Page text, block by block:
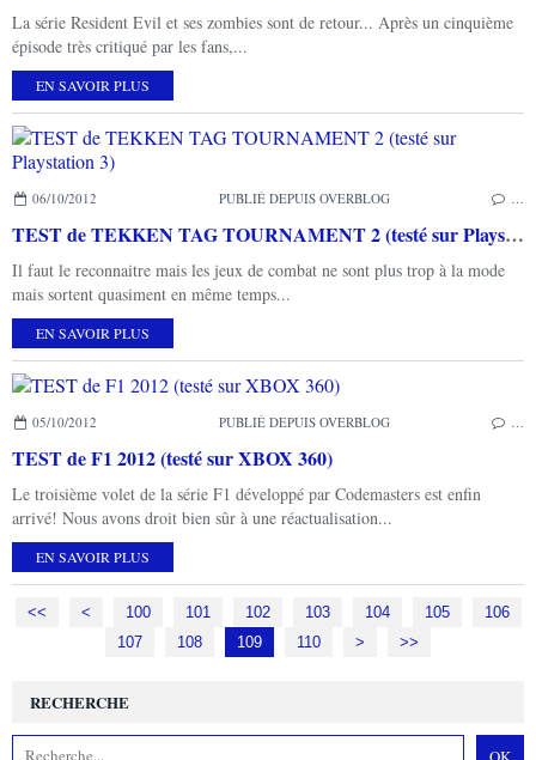
La série Resident Evil et ses zombies sont de retour... Après un cinquième
épisode très critiqué par les fans,...
EN SAVOIR PLUS
06/10/2012 PUBLIÉ DEPUIS OVERBLOG
TEST de TEKKEN TAG TOURNAMENT 2 (testé sur Playstation 3)
Il faut le reconnaitre mais les jeux de combat ne sont plus trop à la mode
mais sortent quasiment en même temps...
EN SAVOIR PLUS
05/10/2012 PUBLIÉ DEPUIS OVERBLOG
TEST de F1 2012 (testé sur XBOX 360)
Le troisième volet de la série F1 développé par Codemasters est enfin
arrivé! Nous avons droit bien sûr à une réactualisation...
EN SAVOIR PLUS
<< < 100 101 102 103 104 105
106
107
108 109 110 > >>
RECHERCHE